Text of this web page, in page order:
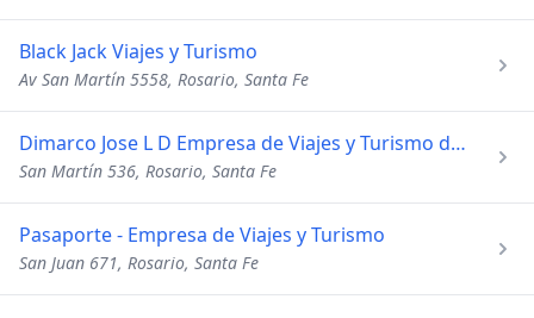
Black Jack Viajes y Turismo
Av San Martín 5558, Rosario, Santa Fe
Dimarco Jose L D Empresa de Viajes y Turismo de Ragazzi
San Martín 536, Rosario, Santa Fe
Pasaporte - Empresa de Viajes y Turismo
San Juan 671, Rosario, Santa Fe